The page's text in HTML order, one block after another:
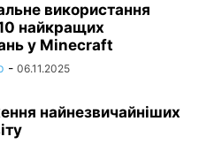
використання
найкращих
у Minecraft
- 06.11.2025
найнезвичайніших